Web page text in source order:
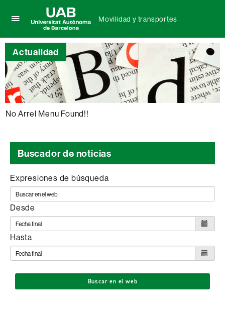
aquí
para
desplegar
el
menú
de
Movilidad
transportes
Universitat
Autònoma
de
Barcelona
Movilidad y transportes
Actualidad
No Arrel Menu Found!!
Buscador de noticias
Expresiones de búsqueda
Desde
Hasta
Buscar en el web